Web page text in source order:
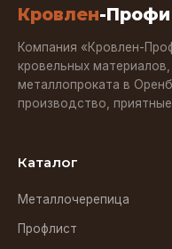
Кровлен-Профи
Компания «Кровлен-
кровельных
металлопроката в
производство,
Каталог
Металлочерепица
Профлист